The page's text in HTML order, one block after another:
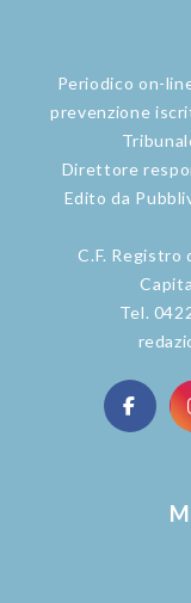
Periodico on-
prevenzione
Direttore
Edito da
C.F. Registro
Tel.